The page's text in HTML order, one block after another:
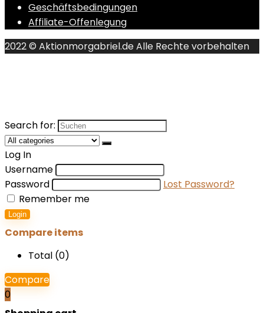
Geschäftsbedingungen
Affiliate-Offenlegung
2022 © Aktionmorgabriel.de Alle Rechte vorbehalten
Search for:
Log In
Username
Password
Lost Password?
Remember me
Login
Compare items
Total (0)
Compare
0